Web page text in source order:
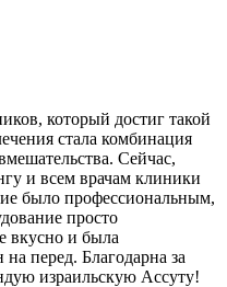
который достиг такой
стала комбинация
Сейчас,
и всем врачам клиники
было профессиональным,
просто
вкусно и была
перед. Благодарна за
израильскую Ассуту!